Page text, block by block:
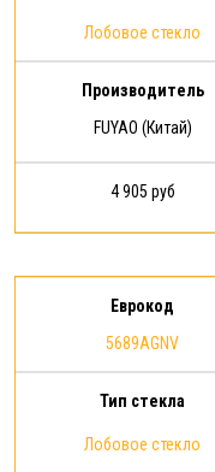
Лобовое стекло
Производитель
FUYAO (Китай)
4 905 руб
Еврокод
5689AGNV
Тип стекла
Лобовое стекло